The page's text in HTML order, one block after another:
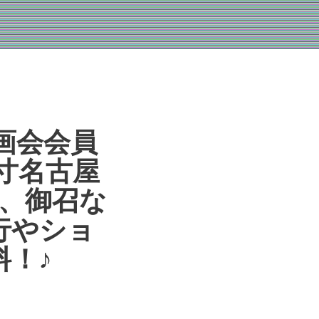
会会員
名古屋
御召な
ショ
！♪